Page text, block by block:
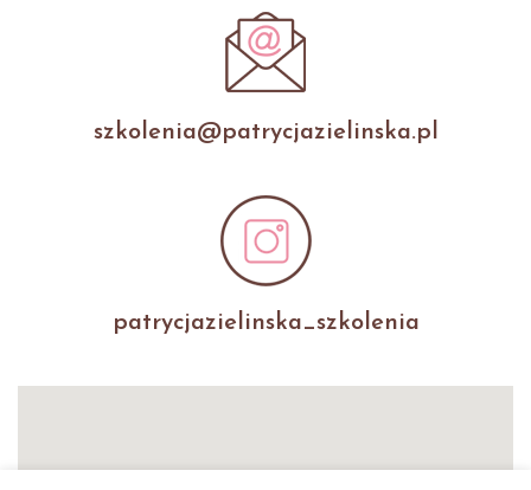
szkolenia@patrycjazielinska.pl
patrycjazielinska_szkolenia